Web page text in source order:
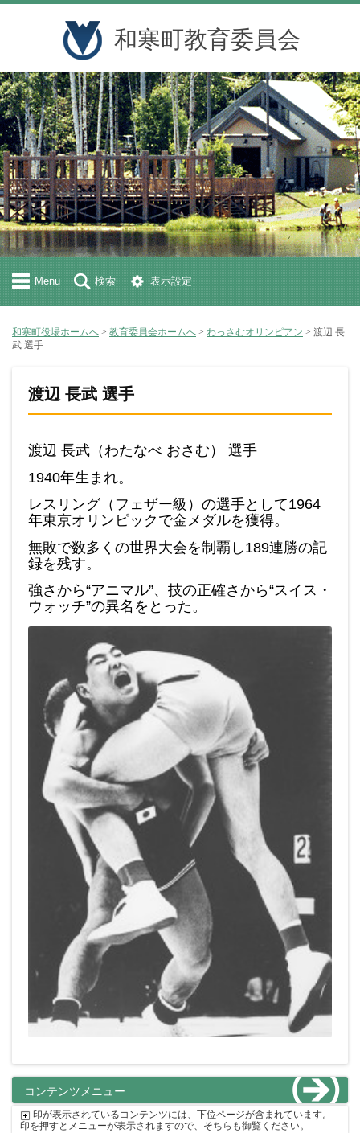
和寒町教育委員会
Menu 検索 表示設定
和寒町役場ホームへ > 教育委員会ホームへ > わっさむオリンピアン > 渡辺 長
武 選手
渡辺 長武 選手
渡辺 長武（わたなべ おさむ） 選手
1940年生まれ。
レスリング（フェザー級）の選手として1964
年東京オリンピックで金メダルを獲得。
無敗で数多くの世界大会を制覇し189連勝の記
録を残す。
強さから“アニマル”、技の正確さから“スイス・
ウォッチ”の異名をとった。
コンテンツメニュー
印が表示されているコンテンツには、下位ページが含まれています。
印を押すとメニューが表示されますので、そちらも御覧ください。